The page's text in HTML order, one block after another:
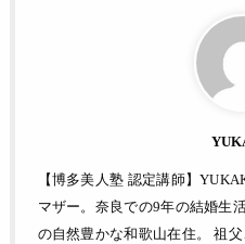
【博多美人塾 認定講師】
マザー。奈良での9年の結婚生
の自然豊かな和歌山在住。 祖